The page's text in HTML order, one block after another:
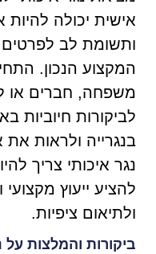
אישית יכולה
ותשומת לב
המקצוע הנכון.
משפחה, חברים או
לביקורות חיוביות
בנגרייה ולראות את
נגר איכותי צריך
להציע ייעוץ
ולתיאום ציפיות.
ביקורות והמלצות על